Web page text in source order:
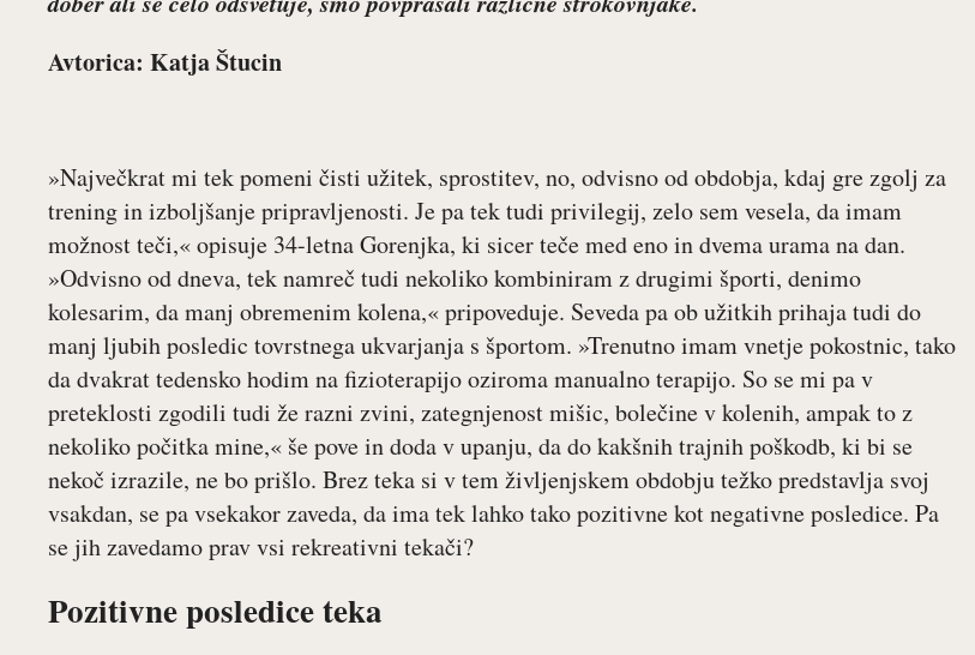
Avtorica: Katja Štucin
»Največkrat mi tek pomeni čisti užitek, sprostitev, no, odvisno od obdobja, kdaj gre zgolj za
trening in izboljšanje pripravljenosti. Je pa tek tudi privilegij, zelo sem vesela, da imam
možnost teči,« opisuje 34-letna Gorenjka, ki sicer teče med eno in dvema urama na dan.
»Odvisno od dneva, tek namreč tudi nekoliko kombiniram z drugimi športi, denimo
kolesarim, da manj obremenim kolena,« pripoveduje. Seveda pa ob užitkih prihaja tudi do
manj ljubih posledic tovrstnega ukvarjanja s športom. »Trenutno imam vnetje pokostnic, tako
da dvakrat tedensko hodim na fizioterapijo oziroma manualno terapijo. So se mi pa v
preteklosti zgodili tudi že razni zvini, zategnjenost mišic, bolečine v kolenih, ampak to z
nekoliko počitka mine,« še pove in doda v upanju, da do kakšnih trajnih poškodb, ki bi se
nekoč izrazile, ne bo prišlo. Brez teka si v tem življenjskem obdobju težko predstavlja svoj
vsakdan, se pa vsekakor zaveda, da ima tek lahko tako pozitivne kot negativne posledice. Pa
se jih zavedamo prav vsi rekreativni tekači?
Pozitivne posledice teka